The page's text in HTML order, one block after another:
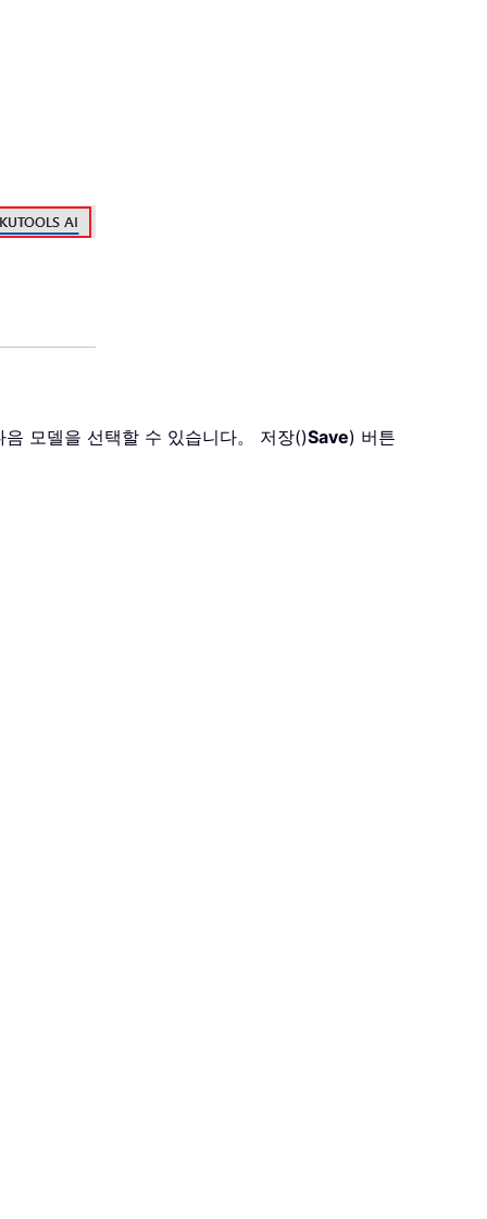
음 모델을 선택할 수 있습니다。 저장()Save) 버튼